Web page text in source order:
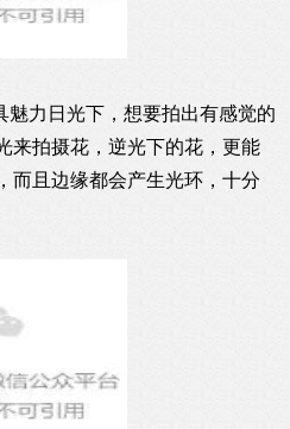
力日光下，想要拍出有感觉的
来拍摄花，逆光下的花，更能
而且边缘都会产生光环，十分